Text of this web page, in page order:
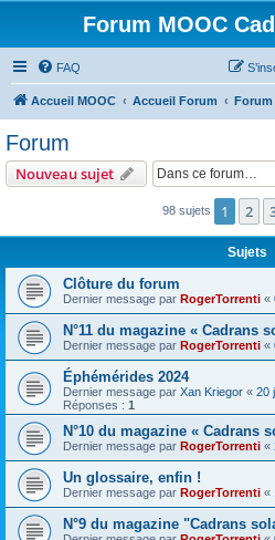
Forum MOOC
FAQ
Accueil MOOC Accueil Forum Forum
Forum
Nouveau sujet
98 sujets 1 2
Sujets
Clôture du forum
Dernier message par RogerTorrenti «
N°11 du magazine « Cadrans
Dernier message par RogerTorrenti «
Éphémérides 2024
Dernier message par Xan Kriegor « 20
Réponses : 1
N°10 du magazine « Cadrans
Dernier message par RogerTorrenti «
Un glossaire, enfin !
Dernier message par RogerTorrenti «
N°9 du magazine "Cadrans